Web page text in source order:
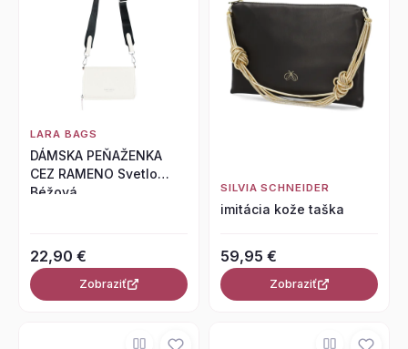
LARA BAGS
DÁMSKA PEŇAŽENKA
CEZ RAMENO Svetlo
Béžová
22,90 €
Zobraziť
SILVIA SCHNEIDER
imitácia kože taška
59,95 €
Zobraziť